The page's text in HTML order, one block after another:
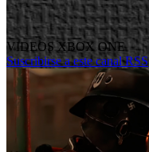
VIDEOS XBOX ONE
Suscribirse a este canal RSS